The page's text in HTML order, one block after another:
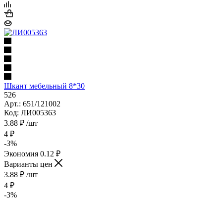
Шкант мебельный 8*30
526
Арт.: 651/121002
Код: ЛИ005363
3.88 ₽ /шт
4 ₽
-3%
Экономия 0.12 ₽
Варианты цен
3.88 ₽ /шт
4 ₽
-3%